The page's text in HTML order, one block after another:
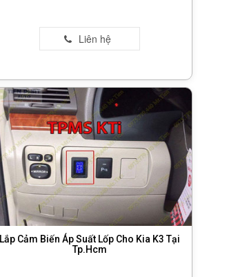
Lắp Cảm Biến Áp Suất Lốp Cho Kia K3 Tại
Tp.Hcm